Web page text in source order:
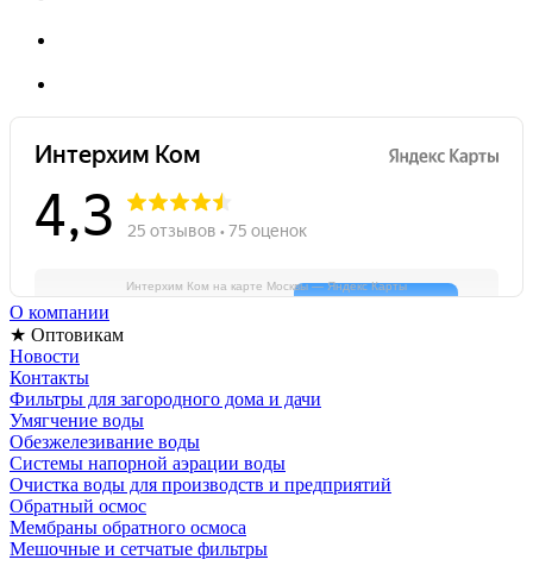
Интерхим Ком на карте Москвы — Яндекс Карты
О компании
★ Оптовикам
Новости
Контакты
Фильтры для загородного дома и дачи
Умягчение воды
Обезжелезивание воды
Системы напорной аэрации воды
Очистка воды для производств и предприятий
Обратный осмос
Мембраны обратного осмоса
Мешочные и сетчатые фильтры